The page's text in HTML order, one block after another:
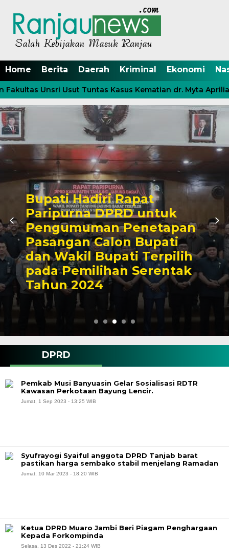
Home Berita Daerah Kriminal Ekonomi
Unsri Usut Tuntas Kasus Kematian dr. Myta Aprilia
Bupati Hadiri Rapat
Paripurna DPRD untuk
Pengumuman Penetapan
Pasangan Calon Bupati
dan Wakil Bupati Terpilih
pada Pemilihan Serentak
Tahun 2024
DPRD
Pemkab Musi Banyuasin Gelar Sosialisasi RDTR
Kawasan Perkotaan Bayung Lencir.
Jumat, 1 Sep 2023 - 13:25 WIB
Syufrayogi Syaiful anggota DPRD Tanjab barat
pastikan harga sembako stabil menjelang Ramadan
Jumat, 10 Mar 2023 - 18:20 WIB
Ketua DPRD Muaro Jambi Beri Piagam Penghargaan
Kepada Forkompinda
Selasa, 13 Des 2022 - 21:24 WIB